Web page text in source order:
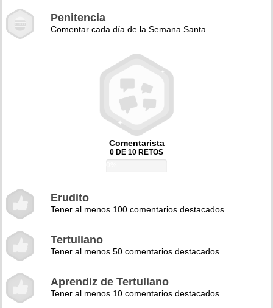
Penitencia
Comentar cada día de la Semana Santa
Comentarista
0 DE 10 RETOS
Erudito
Tener al menos 100 comentarios destacados
Tertuliano
Tener al menos 50 comentarios destacados
Aprendiz de Tertuliano
Tener al menos 10 comentarios destacados